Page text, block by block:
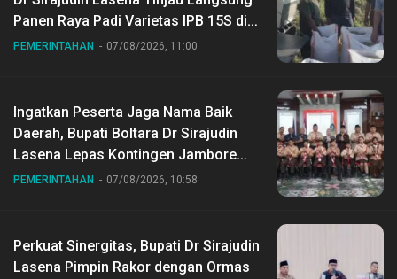
Panen Raya Padi Varietas IPB 15S di
Desa Gihang
PEMERINTAHAN 07/08/2026, 11:00
Ingatkan Peserta Jaga Nama Baik
Daerah, Bupati Boltara Dr Sirajudin
Lasena Lepas Kontingen Jambore
Nasional ke XII di Buperta Cibubur
PEMERINTAHAN 07/08/2026, 10:58
Perkuat Sinergitas, Bupati Dr Sirajudin
Lasena Pimpin Rakor dengan Ormas